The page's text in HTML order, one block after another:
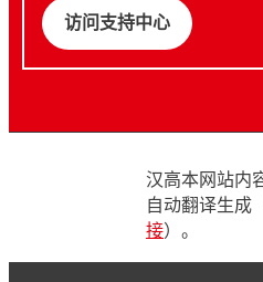
访问支持中心
汉高本网站内
自动翻译生成
接）。